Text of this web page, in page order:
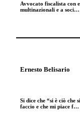
Avvocato fiscalista con
multinazionali e a soci…
Ernesto Belisario
Si dice che “si è ciò
faccio e che mi piace f…